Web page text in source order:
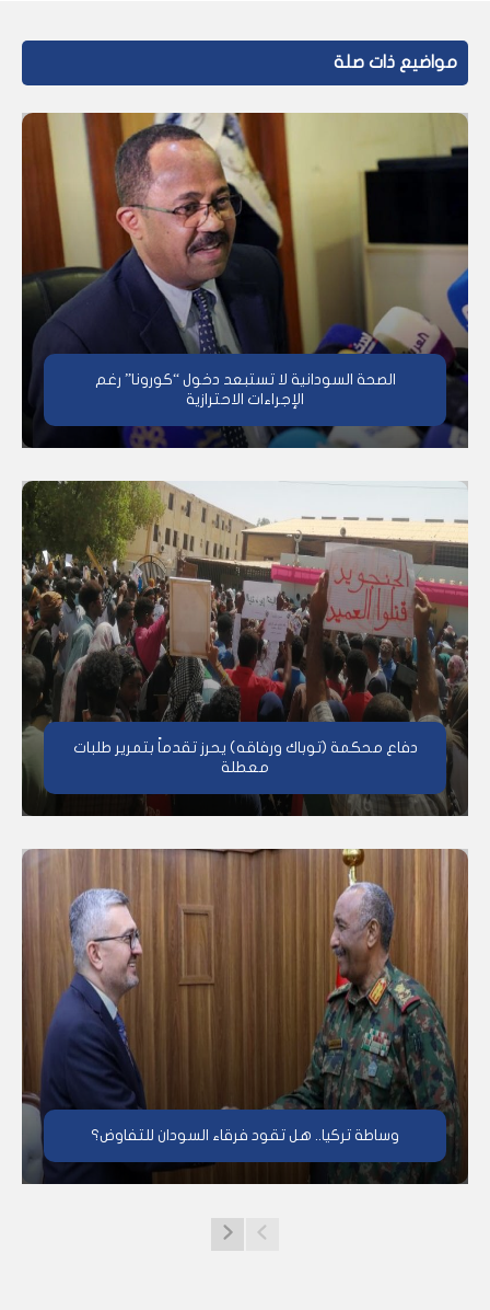
مواضيع ذات صلة
الصحة السودانية لا تستبعد دخول “كورونا” رغم
الإجراءات الاحترازية
دفاع محكمة (توباك ورفاقه) يحرز تقدماً بتمرير طلبات
معطلة
وساطة تركيا.. هل تقود فرقاء السودان للتفاوض؟